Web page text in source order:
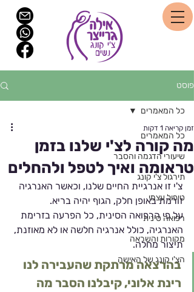
פוסט
כל המאמרים
שיעורי הדגמה והסבר
תירגול צ'י קונג
טיפול עצמי
רפואה סינית
מקורות והשראה
הצ'י קונג של האישה
כל המאמרים
מה קורה לצ'י שלנו בזמן
טראומה ואיך לטפל ולהחלים
זמן קריאה 1 דקות
צ'י זו אנרגיית החיים שלנו, וכאשר האנרגיה
זורמת באופן חלק, הגוף יהיה בריא.
על פי הרפואה הסינית, כל הפרעה בזרימת
האנרגיה, כולל אנרגיה חלשה או לא מאוזנת,
תיצור מחלה.
בהרצאה מרתקת שהעבירה לנו
רינת אלוני, קיבלנו הסבר מה